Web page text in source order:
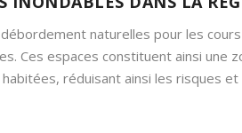
naturelles pour les
Ces espaces constituent ainsi une
réduisant ainsi les risques